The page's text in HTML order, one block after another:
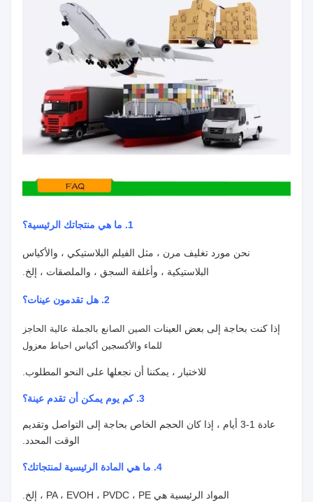
1. ما هي منتجاتك الرئيسية؟
نحن مورد تغليف مرن ، مثل الفيلم البلاستيكي ، والأكياس
البلاستيكية ، وأغلفة السجق ، والملصقات ، إلخ.
2. هل تقدمون عينات؟
إذا كنت بحاجة إلى بعض العينات الصين الصانع بالجملة عالية الحاجز
للماء والأكسجين أكياس احباط معزول
للاختبار ، يمكننا أن نجعلها على النحو المطلوب.
3. كم يوم يمكن أن تقدم عينة؟
عادة 1-3 أيام ، إذا كان الحجم الخاص بحاجة إلى التواصل وتقديم
الوقت المحدد.
4. ما هي المادة الرئيسية لمنتجاتك؟
المواد الرئيسية هي PA ، EVOH ، PVDC ، PE ، إلخ.